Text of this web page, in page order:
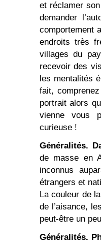
et réclamer
demander
comportement
endroits très
villages du
recevoir des
les mentalités
fait,
portrait alors
vienne vous
curieuse !
Généralités.
de masse en
inconnus
étrangers et
La couleur de
de l’aisance,
peut-être un
Généralités.